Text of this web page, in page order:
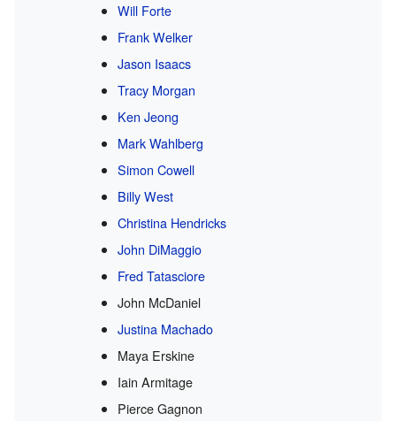
Will Forte
Frank Welker
Jason Isaacs
Tracy Morgan
Ken Jeong
Mark Wahlberg
Simon Cowell
Billy West
Christina Hendricks
John DiMaggio
Fred Tatasciore
John McDaniel
Justina Machado
Maya Erskine
Iain Armitage
Pierce Gagnon